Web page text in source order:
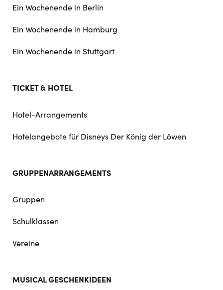
Ein Wochenende in Berlin
Ein Wochenende in Hamburg
Ein Wochenende in Stuttgart
TICKET & HOTEL
Hotel-Arrangements
Hotelangebote für Disneys Der König der Löwen
GRUPPENARRANGEMENTS
Gruppen
Schulklassen
Vereine
MUSICAL GESCHENKIDEEN